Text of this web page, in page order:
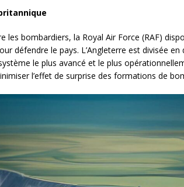
les bombardiers, la Royal Air Force (RAF)
défendre le pays. L’Angleterre est divisée
le plus avancé et le plus
l’effet de surprise des formations de